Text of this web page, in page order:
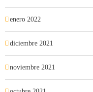
enero 2022
diciembre 2021
noviembre 2021